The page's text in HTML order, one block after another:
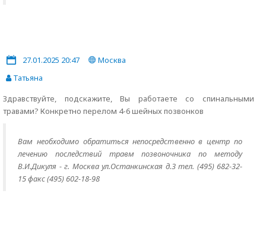
27.01.2025 20:47
Москва
Татьяна
Здравствуйте, подскажите, Вы работаете со спинальными
травами? Конкретно перелом 4-6 шейных позвонков
Вам необходимо обратиться непосредственно в центр по
лечению последствий травм позвоночника по методу
В.И.Дикуля - г. Москва ул.Останкинская д.3 тел. (495) 682-32-
15 факс (495) 602-18-98